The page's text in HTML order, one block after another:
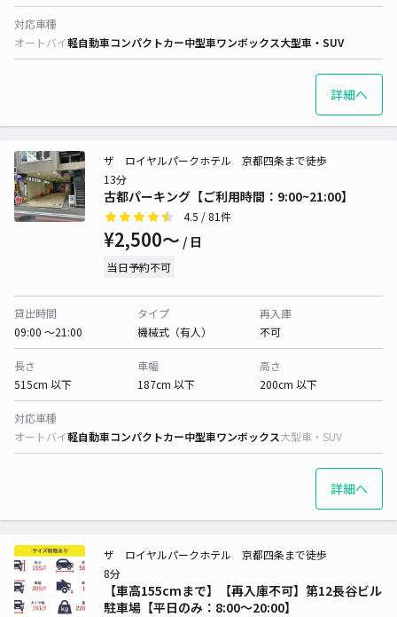
対応車種
オートバイ軽自動車コンパクトカー中型車ワンボックス大型車・SUV
詳細へ
古都パーキング【ご利用時間：9:00~21:00】
ザ ロイヤルパークホテル 京都四条まで徒歩
13分
4.5 / 81件
¥2,500〜 / 日
当日予約不可
貸出時間
09:00 〜21:00
タイプ
機械式（有人）
再入庫
不可
長さ
515cm 以下
車幅
187cm 以下
高さ
200cm 以下
対応車種
オートバイ軽自動車コンパクトカー中型車ワンボックス大型車・SUV
詳細へ
【車高155cmまで】【再入庫不可】第12長谷ビル
駐車場【平日のみ：8:00～20:00】
ザ ロイヤルパークホテル 京都四条まで徒歩
8分